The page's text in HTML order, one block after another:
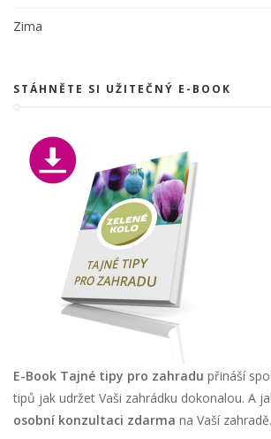
Zima
STÁHNĚTE SI UŽITEČNÝ E-BOOK
E-Book Tajné tipy pro zahradu přináší
tipů jak udržet Vaši zahrádku dokonalou. A
osobní konzultaci zdarma na Vaší zahradě.